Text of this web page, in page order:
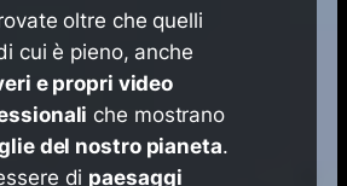
oltre che quelli
cui è pieno, anche
e propri video
che mostrano
del nostro pianeta.
di paesaggi